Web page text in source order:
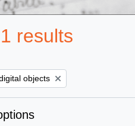
results
filter:objects